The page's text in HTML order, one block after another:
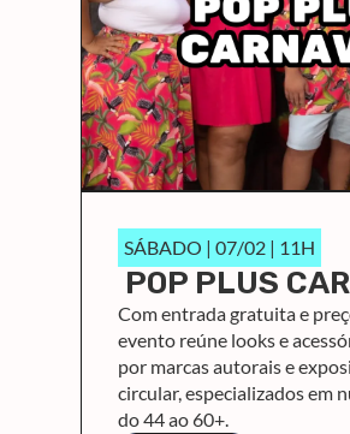
SÁBADO | 07/02 | 11H
POP PLUS
Com entrada gratuita e
evento reúne looks e
por marcas autorais e
circular, especializados em
do 44 ao 60+.